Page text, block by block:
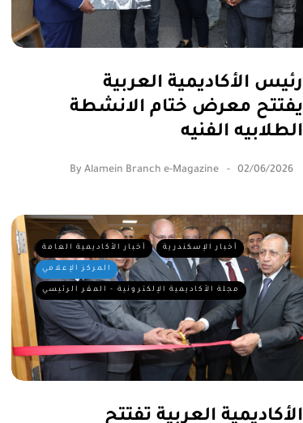
رئيس الأكاديمية العربية
يفتتح معرض ختام الانشطة
الطلابيه الفنيه
By Alamein Branch e-Magazine 02/06/2026
أخبار الأكاديمية العامة أخبار الإسكندرية
المركز الإعلامي
مجلة الأكاديمية الإلكترونية - المقر الرئيسي
الأكاديمية العربية تفتتح